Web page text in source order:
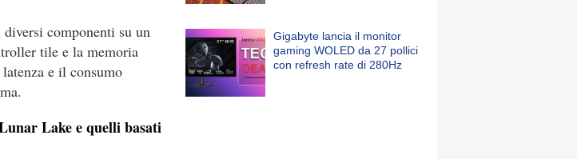
componenti su un
tile e la memoria
e il consumo
Lake e quelli basati
Gigabyte lancia il monitor
gaming WOLED da 27 pollici
con refresh rate di 280Hz